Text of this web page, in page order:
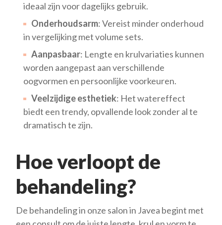
ideaal zijn voor dagelijks gebruik.
Onderhoudsarm: Vereist minder onderhoud
in vergelijking met volume sets.
Aanpasbaar: Lengte en krulvariaties kunnen
worden aangepast aan verschillende
oogvormen en persoonlijke voorkeuren.
Veelzijdige esthetiek: Het watereffect
biedt een trendy, opvallende look zonder al te
dramatisch te zijn.
Hoe verloopt de
behandeling?
De behandeling in onze salon in Javea begint met